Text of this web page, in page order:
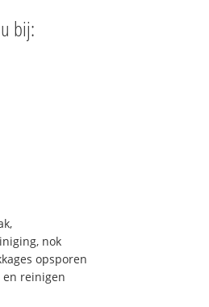
bij:
nok
opsporen
reinigen